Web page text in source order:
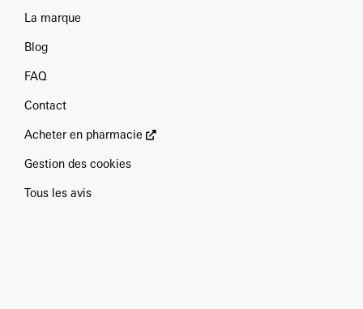
La marque
Blog
FAQ
Contact
Acheter en pharmacie
Gestion des cookies
Tous les avis